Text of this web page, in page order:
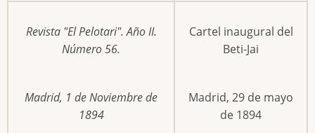
Revista "El Pelotari". Año II.
Número 56.
Madrid, 1 de Noviembre de
1894
Cartel inaugural del
Beti-Jai
Madrid, 29 de mayo
de 1894